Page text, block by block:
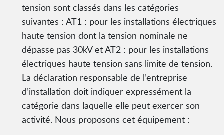
tension sont classés dans les catégories
suivantes : AT1 : pour les installations électriques
haute tension dont la tension nominale ne
dépasse pas 30kV et AT2 : pour les installations
électriques haute tension sans limite de tension.
La déclaration responsable de l’entreprise
d’installation doit indiquer expressément la
catégorie dans laquelle elle peut exercer son
activité. Nous proposons cet équipement :